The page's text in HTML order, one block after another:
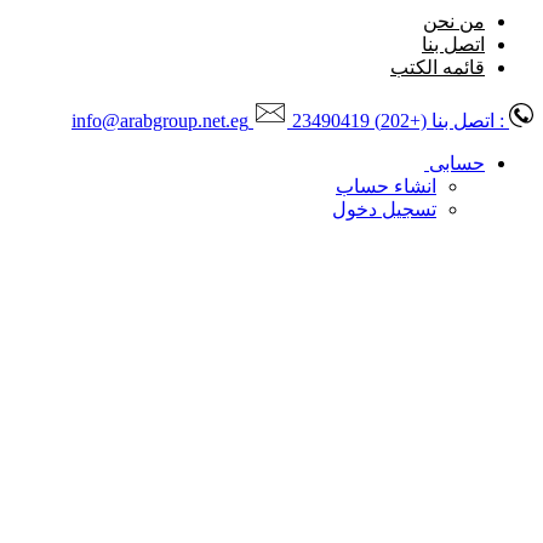
من نحن
اتصل بنا
قائمه الكتب
: اتصل بنا (+202) 23490419
info@arabgroup.net.eg
حسابى
انشاء حساب
تسجيل دخول